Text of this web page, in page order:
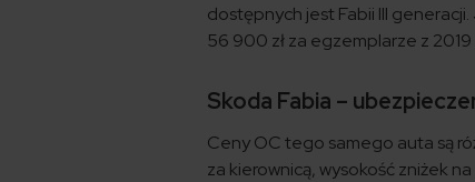
dostępnych jest Fabii III
56 900 zł za egzemplarze z 2019
Skoda Fabia –
Ceny OC tego samego auta są
za kierownicą, wysokość zniżek